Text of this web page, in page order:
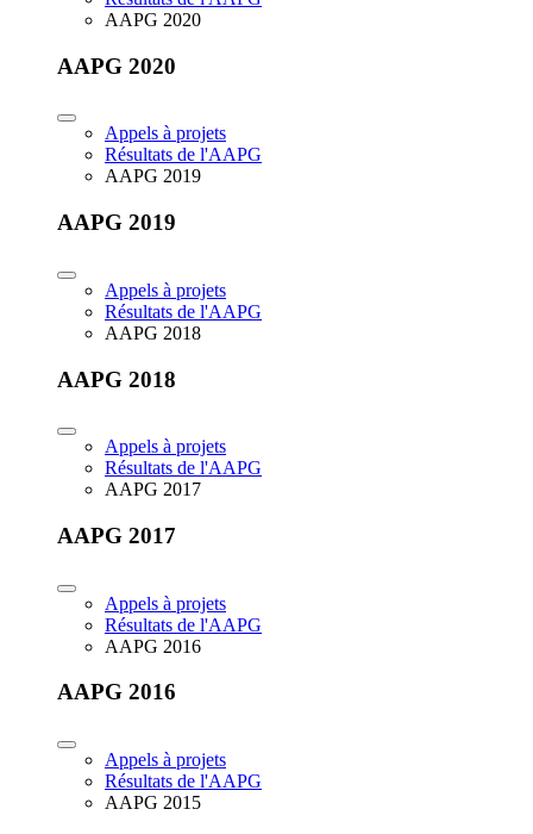
AAPG 2020
AAPG 2020
Appels à projets
Résultats de l'AAPG
AAPG 2019
AAPG 2019
Appels à projets
Résultats de l'AAPG
AAPG 2018
AAPG 2018
Appels à projets
Résultats de l'AAPG
AAPG 2017
AAPG 2017
Appels à projets
Résultats de l'AAPG
AAPG 2016
AAPG 2016
Appels à projets
Résultats de l'AAPG
AAPG 2015